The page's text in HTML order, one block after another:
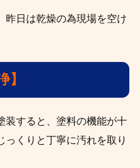
昨日は乾燥の為現場を空け
】
装すると、塗料の機能が十
っくりと丁寧に汚れを取り